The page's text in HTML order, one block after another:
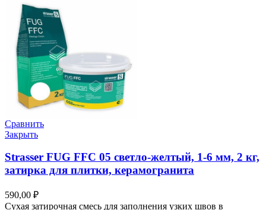
Сравнить
Закрыть
Strasser FUG FFC 05 светло-желтый, 1-6 мм, 2 кг,
затирка для плитки, керамогранита
590,00 ₽
Сухая затирочная смесь для заполнения узких швов в